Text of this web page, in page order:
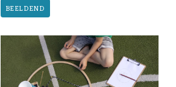
BEELDEND